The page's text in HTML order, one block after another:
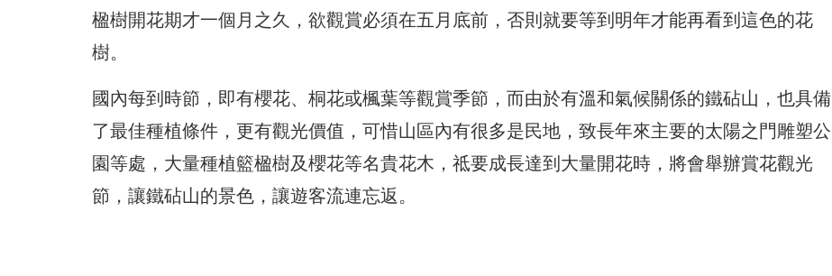
楹樹開花期才一個月之久，欲觀賞必須在五月底前，否則就要等到明年才能再看到這色的花
樹。
國內每到時節，即有櫻花、桐花或楓葉等觀賞季節，而由於有溫和氣候關係的鐵砧山，也具備
了最佳種植條件，更有觀光價值，可惜山區內有很多是民地，致長年來主要的太陽之門雕塑公
園等處，大量種植籃楹樹及櫻花等名貴花木，祗要成長達到大量開花時，將會舉辦賞花觀光
節，讓鐵砧山的景色，讓遊客流連忘返。